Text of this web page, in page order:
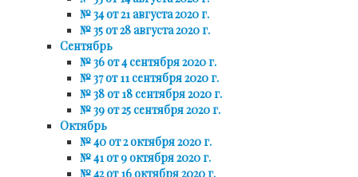
№ 34 от 21 августа 2020 г.
№ 35 от 28 августа 2020 г.
Сентябрь
№ 36 от 4 сентября 2020 г.
№ 37 от 11 сентября 2020 г.
№ 38 от 18 сентября 2020 г.
№ 39 от 25 сентября 2020 г.
Октябрь
№ 40 от 2 октября 2020 г.
№ 41 от 9 октября 2020 г.
№ 42 от 16 октября 2020 г.